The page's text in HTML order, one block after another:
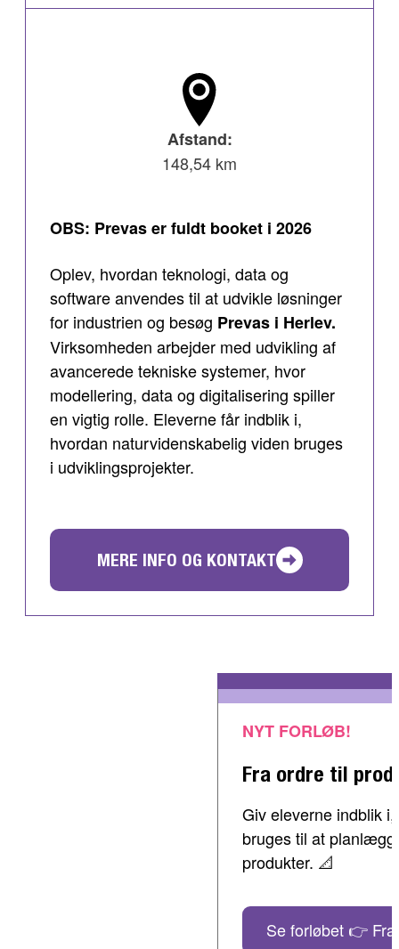
Afstand:
148,54 km
OBS: Prevas er fuldt booket i 2026
Oplev, hvordan teknologi, data og
software anvendes til at udvikle løsninger
for industrien og besøg Prevas i Herlev.
Virksomheden arbejder med udvikling af
avancerede tekniske systemer, hvor
modellering, data og digitalisering spiller
en vigtig rolle. Eleverne får indblik i,
hvordan naturvidenskabelig viden bruges
i udviklingsprojekter.
MERE INFO OG KONTAKT
NYT FORLØB!
Fra ordre til
Giv eleverne indblik
bruges til at
produkter. 📐
Se forløbet 👉